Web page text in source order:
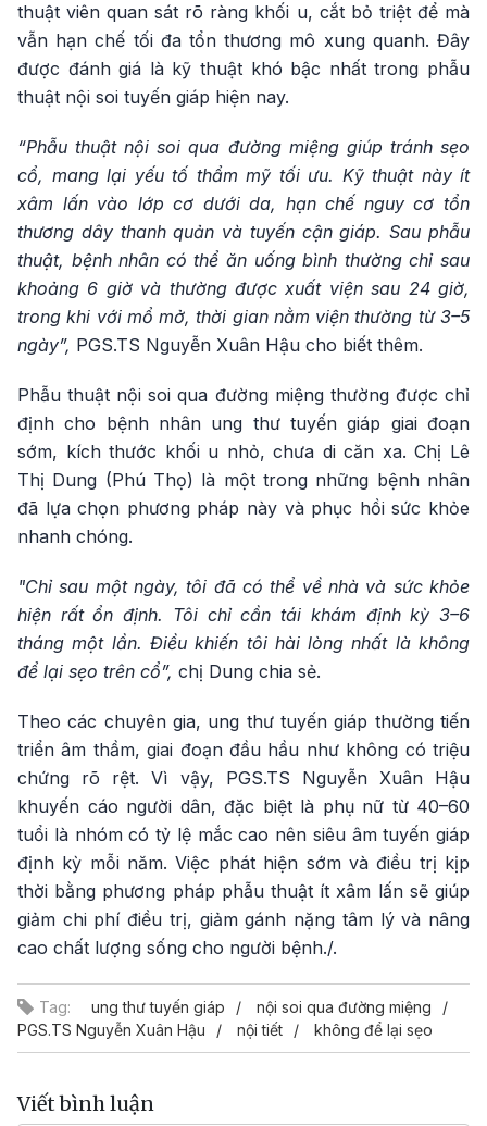
thuật viên quan sát rõ ràng khối u, cắt bỏ triệt để mà
vẫn hạn chế tối đa tổn thương mô xung quanh. Đây
được đánh giá là kỹ thuật khó bậc nhất trong phẫu
thuật nội soi tuyến giáp hiện nay.
“Phẫu thuật nội soi qua đường miệng giúp tránh sẹo
cổ, mang lại yếu tố thẩm mỹ tối ưu. Kỹ thuật này ít
xâm lấn vào lớp cơ dưới da, hạn chế nguy cơ tổn
thương dây thanh quản và tuyến cận giáp. Sau phẫu
thuật, bệnh nhân có thể ăn uống bình thường chỉ sau
khoảng 6 giờ và thường được xuất viện sau 24 giờ,
trong khi với mổ mở, thời gian nằm viện thường từ 3–5
ngày”, PGS.TS Nguyễn Xuân Hậu cho biết thêm.
Phẫu thuật nội soi qua đường miệng thường được chỉ
định cho bệnh nhân ung thư tuyến giáp giai đoạn
sớm, kích thước khối u nhỏ, chưa di căn xa. Chị Lê
Thị Dung (Phú Thọ) là một trong những bệnh nhân
đã lựa chọn phương pháp này và phục hồi sức khỏe
nhanh chóng.
"Chỉ sau một ngày, tôi đã có thể về nhà và sức khỏe
hiện rất ổn định. Tôi chỉ cần tái khám định kỳ 3–6
tháng một lần. Điều khiến tôi hài lòng nhất là không
để lại sẹo trên cổ”, chị Dung chia sẻ.
Theo các chuyên gia, ung thư tuyến giáp thường tiến
triển âm thầm, giai đoạn đầu hầu như không có triệu
chứng rõ rệt. Vì vậy, PGS.TS Nguyễn Xuân Hậu
khuyến cáo người dân, đặc biệt là phụ nữ từ 40–60
tuổi là nhóm có tỷ lệ mắc cao nên siêu âm tuyến giáp
định kỳ mỗi năm. Việc phát hiện sớm và điều trị kịp
thời bằng phương pháp phẫu thuật ít xâm lấn sẽ giúp
giảm chi phí điều trị, giảm gánh nặng tâm lý và nâng
cao chất lượng sống cho người bệnh./.
Tag: ung thư tuyến giáp
nội soi qua đường miệng
PGS.TS Nguyễn Xuân Hậu
nội tiết không để lại sẹo
Viết bình luận